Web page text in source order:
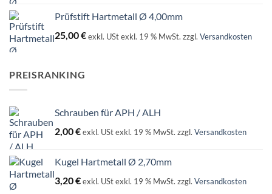
Prüfstift Hartmetall Ø 4,00mm
25,00€exkl. UStexkl. 19 % MwSt. zzgl. Versandkosten
PREISRANKING
Schrauben für APH / ALH
2,00€exkl. UStexkl. 19 % MwSt. zzgl. Versandkosten
Kugel Hartmetall Ø 2,70mm
3,20€exkl. UStexkl. 19 % MwSt. zzgl. Versandkosten